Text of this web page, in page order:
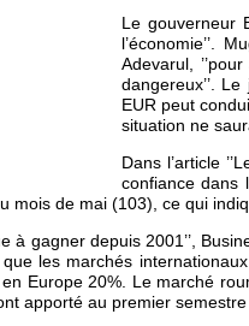
Le gouverneur
l’économie’’.
Adevarul,
dangereux’’.
EUR peut
situation ne
Dans l’article
confiance dans
de mai (103), ce qui
à gagner depuis 2001’’,
les marchés
Europe 20%. Le marché
apporté au premier